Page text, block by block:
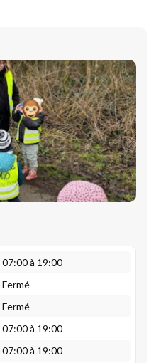
07:00 à 19:00
Fermé
Fermé
07:00 à 19:00
07:00 à 19:00